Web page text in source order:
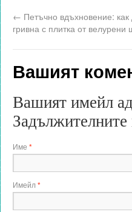
← Петъчно вдъхновение:
гривна с плитка от велурени
Вашият
Вашият имейл
Име *
Имейл *